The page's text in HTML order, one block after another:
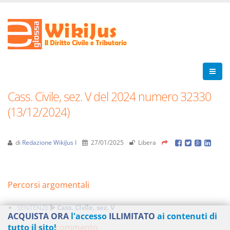
Cass. Civile, sez. V del 2024 numero 32330
(13/12/2024)
di Redazione WikiJus I 27/01/2025 Libera
Percorsi argomentali
SENTENZE Cass. Civile, sez. V
Aggiungi un commento
ACQUISTA ORA l'accesso ILLIMITATO ai contenuti di
tutto il sito!